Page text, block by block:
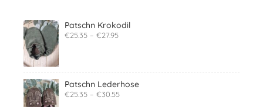
Patschn Krokodil
€25.35 – €27.95
Patschn Lederhose
€25.35 – €30.55